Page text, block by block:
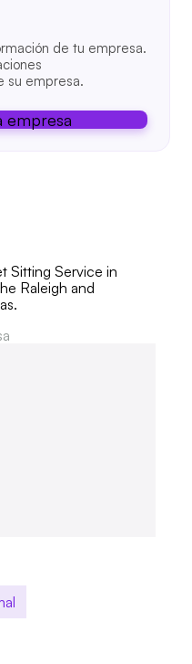
de tu empresa.
su empresa.
empresa
Sitting Service in
Raleigh and